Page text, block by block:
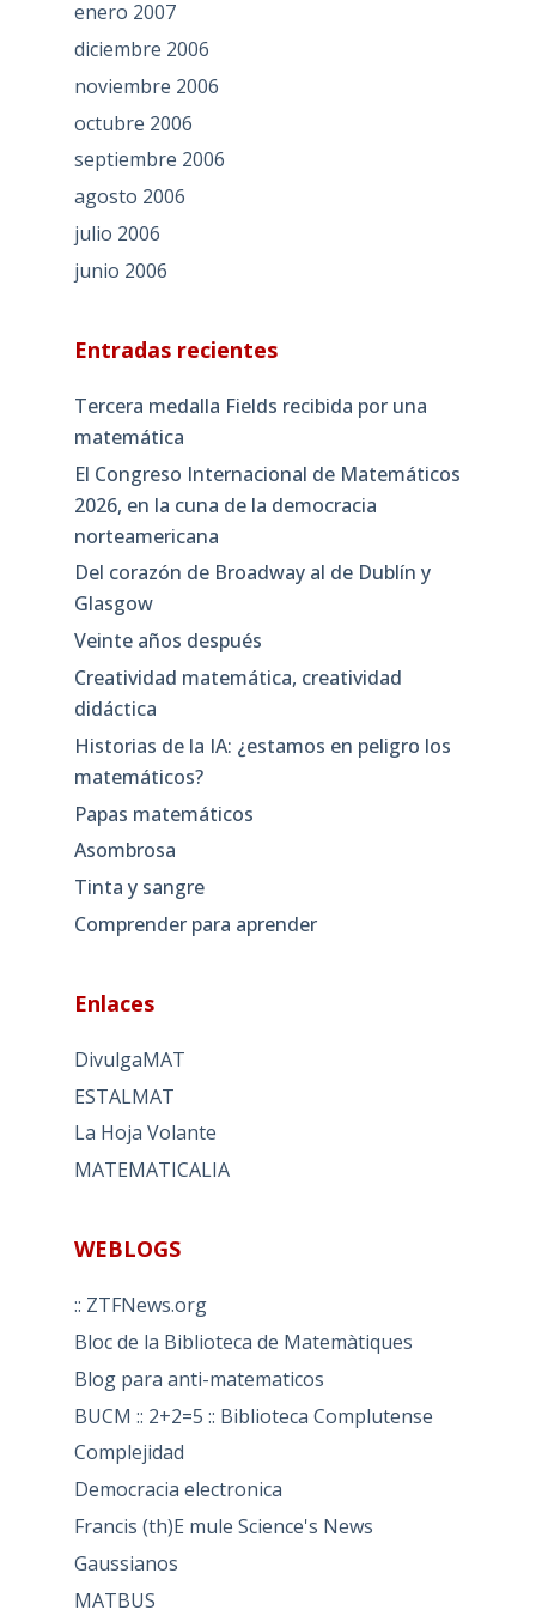
enero 2007
diciembre 2006
noviembre 2006
octubre 2006
septiembre 2006
agosto 2006
julio 2006
junio 2006
Entradas recientes
Tercera medalla Fields recibida por una
matemática
El Congreso Internacional de Matemáticos
2026, en la cuna de la democracia
norteamericana
Del corazón de Broadway al de Dublín y
Glasgow
Veinte años después
Creatividad matemática, creatividad
didáctica
Historias de la IA: ¿estamos en peligro los
matemáticos?
Papas matemáticos
Asombrosa
Tinta y sangre
Comprender para aprender
Enlaces
DivulgaMAT
ESTALMAT
La Hoja Volante
MATEMATICALIA
WEBLOGS
:: ZTFNews.org
Bloc de la Biblioteca de Matemàtiques
Blog para anti-matematicos
BUCM :: 2+2=5 :: Biblioteca Complutense
Complejidad
Democracia electronica
Francis (th)E mule Science's News
Gaussianos
MATBUS